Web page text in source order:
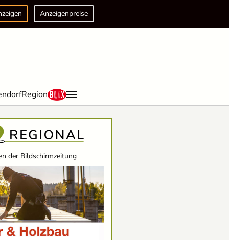
Anzeigenpreise
Region
der Bildschirmzeitung